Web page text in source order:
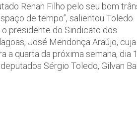
Renan Filho pelo seu bom
de tempo”, salientou Toledo.
presidente do Sindicato dos
José Mendonça Araújo,
a quarta da próxima semana, dia
Sérgio Toledo, Gilvan